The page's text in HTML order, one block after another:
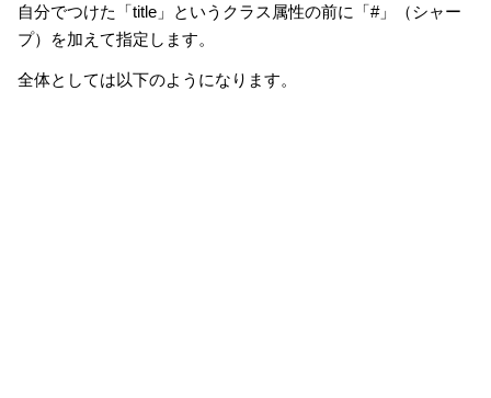
自分でつけた「title」というクラス属性の前に「#」（シャー
プ）を加えて指定します。
全体としては以下のようになります。